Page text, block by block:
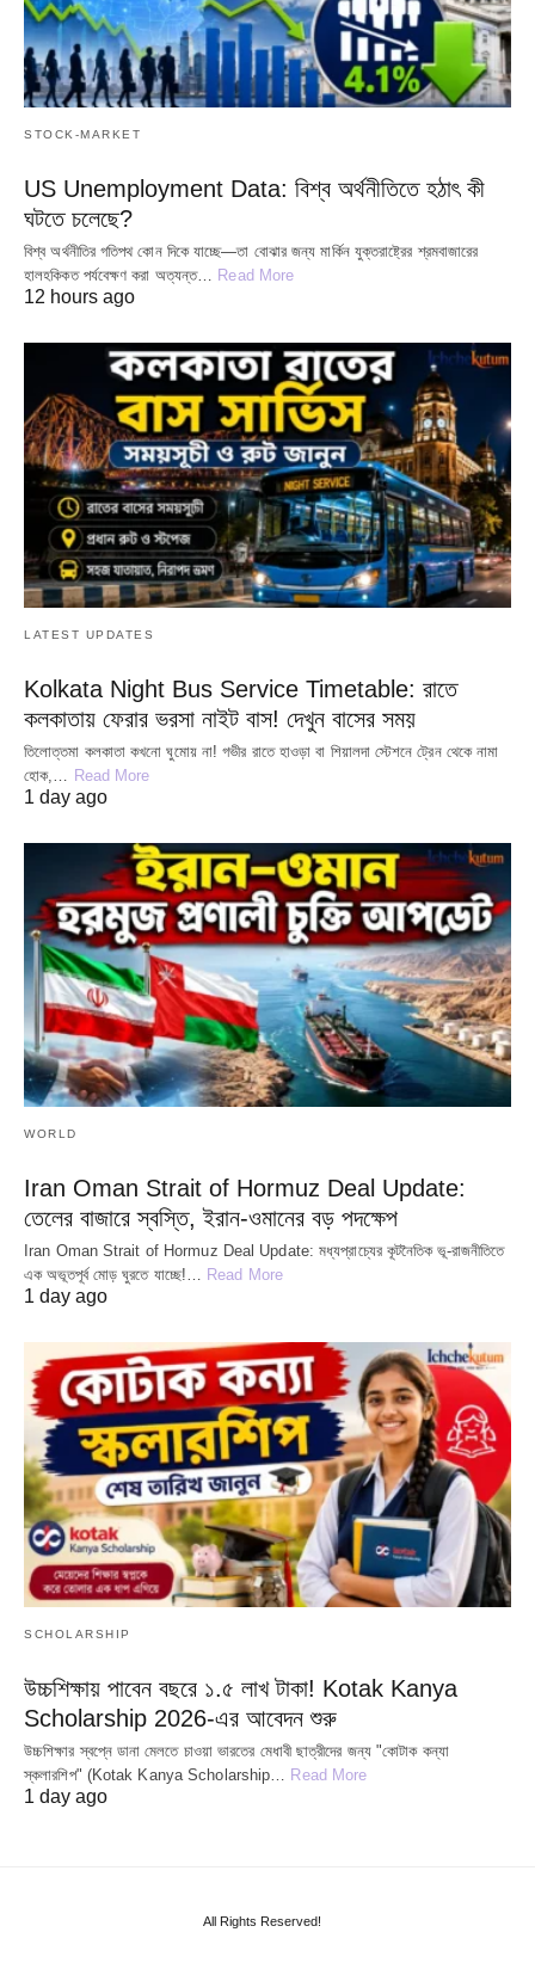
STOCK-MARKET
US Unemployment Data: বিশ্ব অর্থনীতিতে হঠাৎ কী
ঘটতে চলেছে?
বিশ্ব অর্থনীতির গতিপথ কোন দিকে যাচ্ছে—তা বোঝার জন্য মার্কিন যুক্তরাষ্ট্রের শ্রমবাজারের
হালহকিকত পর্যবেক্ষণ করা অত্যন্ত…
Read More
12 hours ago
LATEST UPDATES
Kolkata Night Bus Service Timetable: রাতে
কলকাতায় ফেরার ভরসা নাইট বাস! দেখুন বাসের সময়
তিলোত্তমা কলকাতা কখনো ঘুমোয় না! গভীর রাতে হাওড়া বা শিয়ালদা স্টেশনে ট্রেন থেকে নামা
হোক,… Read More
1 day ago
WORLD
Iran Oman Strait of Hormuz Deal Update:
তেলের বাজারে স্বস্তি, ইরান-ওমানের বড় পদক্ষেপ
Iran Oman Strait of Hormuz Deal Update: মধ্যপ্রাচ্যের কূটনৈতিক ভূ-রাজনীতিতে
এক অভূতপূর্ব মোড় ঘুরতে যাচ্ছে!… Read More
1 day ago
SCHOLARSHIP
উচ্চশিক্ষায় পাবেন বছরে ১.৫ লাখ টাকা! Kotak Kanya
Scholarship 2026-এর আবেদন শুরু
উচ্চশিক্ষার স্বপ্নে ডানা মেলতে চাওয়া ভারতের মেধাবী ছাত্রীদের জন্য "কোটাক কন্যা
স্কলারশিপ" (Kotak Kanya Scholarship…
Read More
1 day ago
All Rights Reserved!